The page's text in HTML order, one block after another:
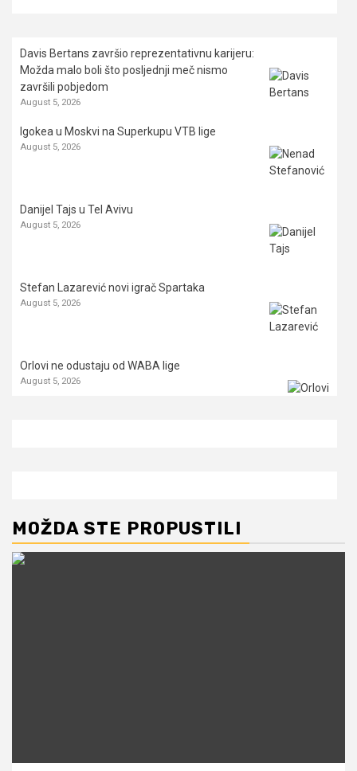
Davis Bertans završio reprezentativnu karijeru:
Možda malo boli što posljednji meč nismo
završili pobjedom
August 5, 2026
Igokea u Moskvi na Superkupu VTB lige
August 5, 2026
Danijel Tajs u Tel Avivu
August 5, 2026
Stefan Lazarević novi igrač Spartaka
August 5, 2026
Orlovi ne odustaju od WABA lige
August 5, 2026
MOŽDA STE PROPUSTILI